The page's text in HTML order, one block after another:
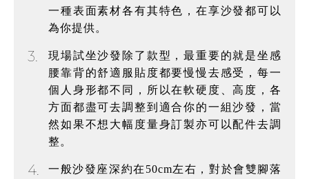
一種表面素材各有其特色，在享沙發都可以
為你提供。
3.
現場試坐沙發除了款型，最重要的就是坐感
腰靠背的舒適服貼度都要慢慢去感受，每一
個人身形都不同，所以在軟硬度、高度，各
方面都盡可去調整到適合你的一組沙發，當
然如果不想大幅度量身訂製亦可以配件去調
整。
4.
一般沙發座深約在50cm左右，對於會雙腳落